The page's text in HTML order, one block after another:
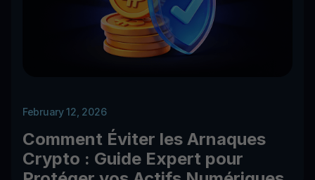
February 12, 2026
Comment Éviter les Arnaques
Crypto : Guide Expert pour